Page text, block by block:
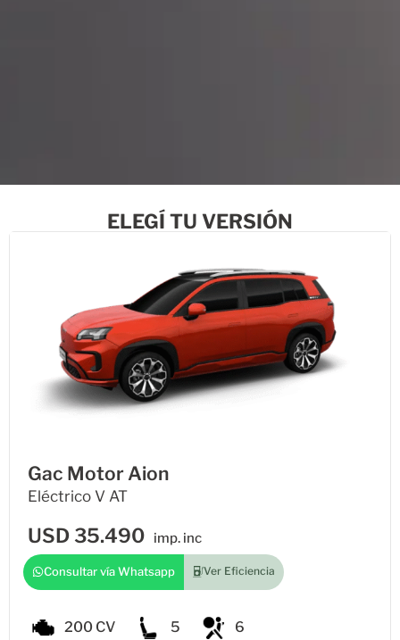
ELEGÍ TU VERSIÓN
Gac Motor Aion
Eléctrico V AT
USD 35.490 imp. inc
Consultar vía Whatsapp Ver Eficiencia
200 CV 5 6